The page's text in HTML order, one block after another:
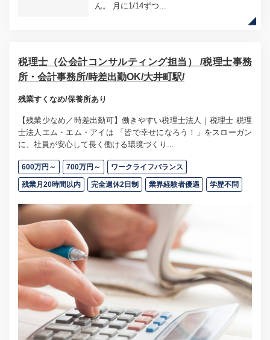
ん。 月に1/14ずつ...
税理士（公会計コンサルティング担当） /税理士事務
所・会計事務所/時差出勤OK/大井町駅/
残業すくなめ/保養所あり
【残業少なめ／時差出勤可】働きやすい税理士法人｜税理士 税理
士法人エム・エム・アイは 「皆で幸せになろう！」をスローガン
に、社員が安心して長く働ける環境づくり...
600万円～ 700万円～ ワークライフバランス
残業月20時間以内 完全週休2日制 業界経験者優遇 学歴不問